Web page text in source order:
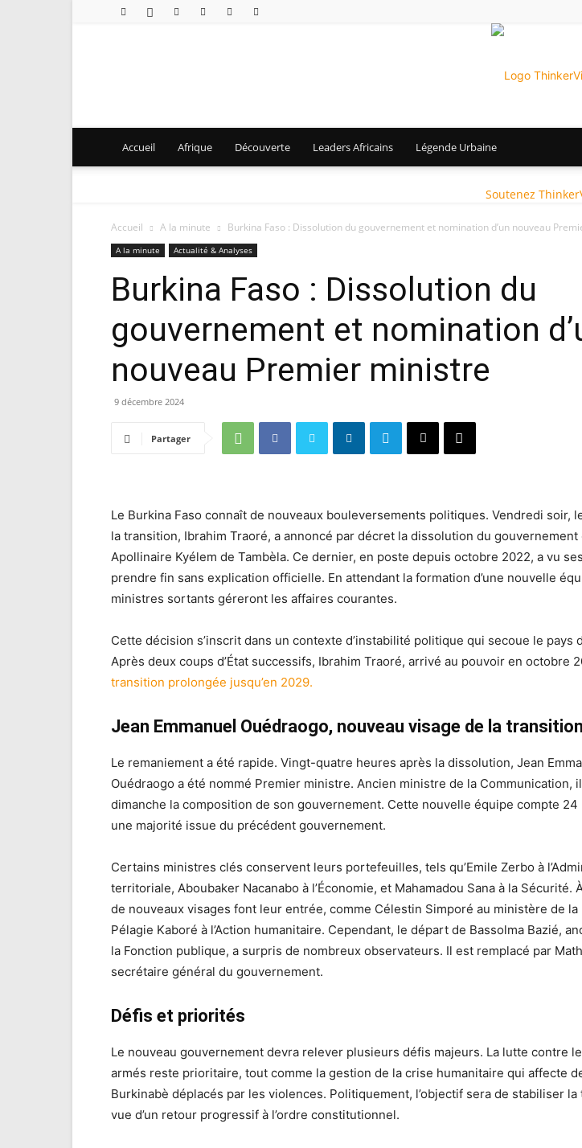
Accueil Afrique Découverte Leaders Africains Légende Urbaine
Soutenez
Accueil A la minute Burkina Faso : Dissolution du gouvernement et nomination d’un nouveau
A la minute Actualité & Analyses
Burkina Faso : Dissolution du
gouvernement et nomination
nouveau Premier ministre
9 décembre 2024
Partager
Le Burkina Faso connaît de nouveaux bouleversements politiques. Vendredi soir,
la transition, Ibrahim Traoré, a annoncé par décret la dissolution du
Apollinaire Kyélem de Tambèla. Ce dernier, en poste depuis octobre 2022, a vu
prendre fin sans explication officielle. En attendant la formation d’une nouvelle
ministres sortants géreront les affaires courantes.
Cette décision s’inscrit dans un contexte d’instabilité politique qui secoue le pays
Après deux coups d’État successifs, Ibrahim Traoré, arrivé au pouvoir en octobre
transition prolongée jusqu’en 2029.
Jean Emmanuel Ouédraogo, nouveau visage de la transition
Le remaniement a été rapide. Vingt-quatre heures après la dissolution, Jean
Ouédraogo a été nommé Premier ministre. Ancien ministre de la Communication,
dimanche la composition de son gouvernement. Cette nouvelle équipe compte 24
une majorité issue du précédent gouvernement.
Certains ministres clés conservent leurs portefeuilles, tels qu’Emile Zerbo à
territoriale, Aboubaker Nacanabo à l’Économie, et Mahamadou Sana à la Sécurité.
de nouveaux visages font leur entrée, comme Célestin Simporé au ministère de la
Pélagie Kaboré à l’Action humanitaire. Cependant, le départ de Bassolma Bazié,
la Fonction publique, a surpris de nombreux observateurs. Il est remplacé par
secrétaire général du gouvernement.
Défis et priorités
Le nouveau gouvernement devra relever plusieurs défis majeurs. La lutte contre
armés reste prioritaire, tout comme la gestion de la crise humanitaire qui affecte
Burkinabè déplacés par les violences. Politiquement, l’objectif sera de stabiliser
vue d’un retour progressif à l’ordre constitutionnel.